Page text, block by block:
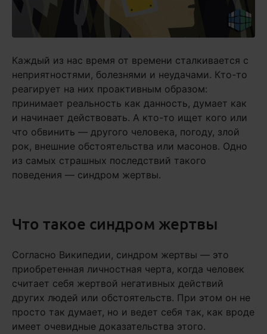
Каждый из нас время от времени сталкивается с
неприятностями, болезнями и неудачами. Кто-то
реагирует на них проактивным образом:
принимает реальность как данность, думает как
и начинает действовать. А кто-то ищет кого или
что обвинить — другого человека, погоду, злой
рок, внешние обстоятельства или масонов. Одно
из самых страшных последствий такого
поведения — синдром жертвы.
Что такое синдром жертвы
Согласно Википедии, синдром жертвы — это
приобретенная личностная черта, когда человек
считает себя жертвой негативных действий
других людей или обстоятельств. При этом он не
просто так думает, но и ведет себя так, как вроде
имеет очевидные доказательства этого.